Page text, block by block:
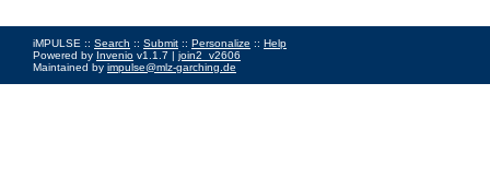
iMPULSE :: Search :: Submit :: Personalize :: Help
Powered by Invenio v1.1.7 | join2_v2606
Maintained by impulse@mlz-garching.de